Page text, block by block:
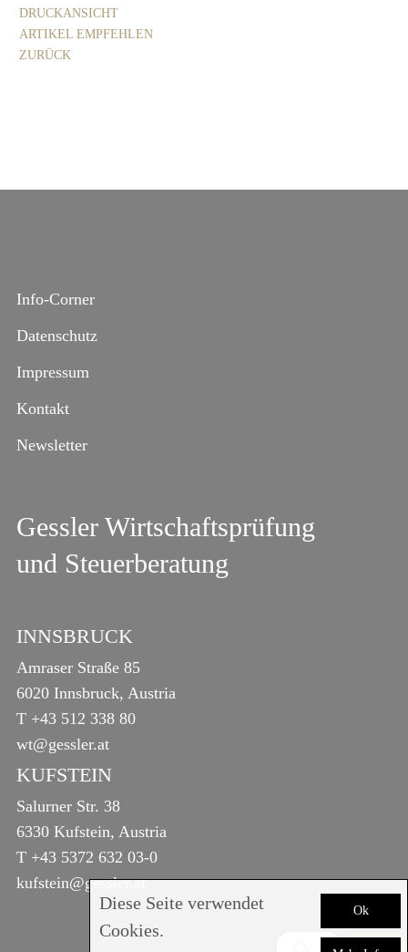
Ok
Diese Seite verwendet
Cookies.
DRUCKANSICHT
ARTIKEL EMPFEHLEN
ZURÜCK
Info-Corner
Datenschutz
Impressum
Kontakt
Newsletter
Gessler Wirtschaftsprüfung
und Steuerberatung
INNSBRUCK
Amraser Straße 85
6020 Innsbruck, Austria
T +43 512 338 80
wt@gessler.at
KUFSTEIN
Salurner Str. 38
6330 Kufstein, Austria
T +43 5372 632 03-0
kufstein@gessler.at